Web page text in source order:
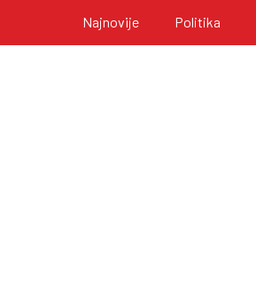
Najnovije Politika